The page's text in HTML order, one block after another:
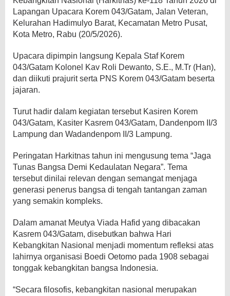
Lapangan Upacara Korem 043/Gatam, Jalan Veteran,
Kelurahan Hadimulyo Barat, Kecamatan Metro Pusat,
Kota Metro, Rabu (20/5/2026).
Upacara dipimpin langsung Kepala Staf Korem
043/Gatam Kolonel Kav Roli Dewanto, S.E., M.Tr (Han),
dan diikuti prajurit serta PNS Korem 043/Gatam beserta
jajaran.
Turut hadir dalam kegiatan tersebut Kasiren Korem
043/Gatam, Kasiter Kasrem 043/Gatam, Dandenpom II/3
Lampung dan Wadandenpom II/3 Lampung.
Peringatan Harkitnas tahun ini mengusung tema “Jaga
Tunas Bangsa Demi Kedaulatan Negara”. Tema
tersebut dinilai relevan dengan semangat menjaga
generasi penerus bangsa di tengah tantangan zaman
yang semakin kompleks.
Dalam amanat Meutya Viada Hafid yang dibacakan
Kasrem 043/Gatam, disebutkan bahwa Hari
Kebangkitan Nasional menjadi momentum refleksi atas
lahirnya organisasi Boedi Oetomo pada 1908 sebagai
tonggak kebangkitan bangsa Indonesia.
“Secara filosofis, kebangkitan nasional merupakan